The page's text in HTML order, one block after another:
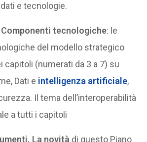
e tecnologie.
Componenti tecnologiche: le
del modello strategico
capitoli (numerati da 3 a 7) su
Dati e intelligenza artificiale,
Il tema dell’interoperabilità
a tutti i capitoli
La novità di questo Piano